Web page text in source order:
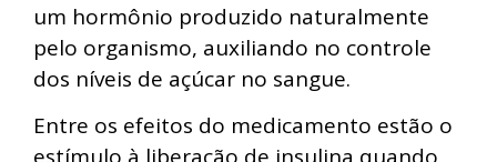
um hormônio produzido naturalmente
pelo organismo, auxiliando no controle
dos níveis de açúcar no sangue.
Entre os efeitos do medicamento estão o